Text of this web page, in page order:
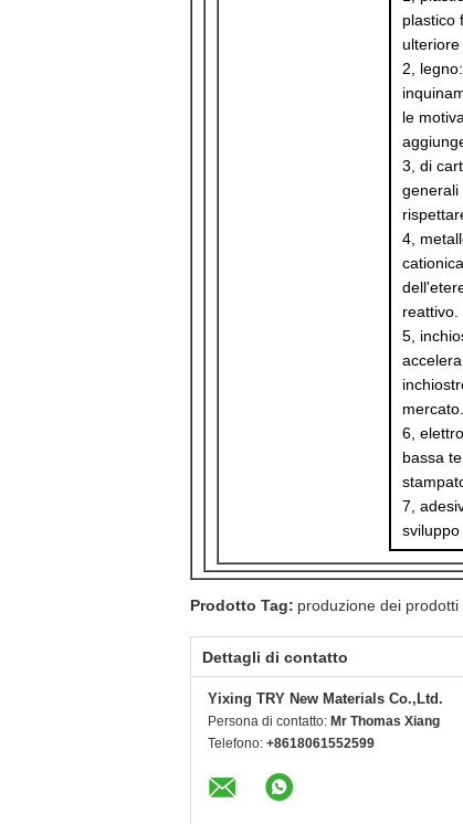
plastico
ulteriore
2,
le
3, di
generali
4,
reattivo.
5,
mercato.
6,
bassa
7,
Prodotto Tag: produzione dei prodotti
Dettagli di contatto
Yixing TRY New Materials Co.,Ltd.
Persona di contatto: Mr Thomas Xiang
Telefono: +8618061552599